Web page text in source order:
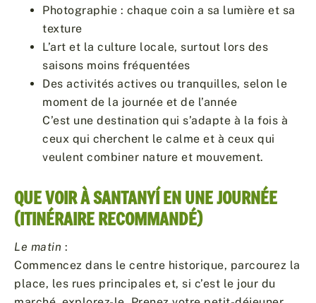
Photographie : chaque coin a sa lumière et sa
texture
L’art et la culture locale, surtout lors des
saisons moins fréquentées
Des activités actives ou tranquilles, selon le
moment de la journée et de l’année
C’est une destination qui s’adapte à la fois à
ceux qui cherchent le calme et à ceux qui
veulent combiner nature et mouvement.
QUE VOIR À SANTANYÍ EN UNE JOURNÉE
(ITINÉRAIRE RECOMMANDÉ)
Le matin :
Commencez dans le centre historique, parcourez la
place, les rues principales et, si c’est le jour du